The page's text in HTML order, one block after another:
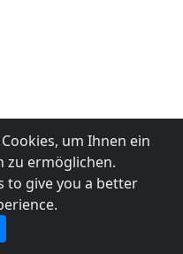
um Ihnen ein
zu ermöglichen.
to give you a better